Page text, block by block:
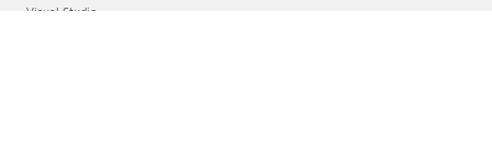
Visual Studio